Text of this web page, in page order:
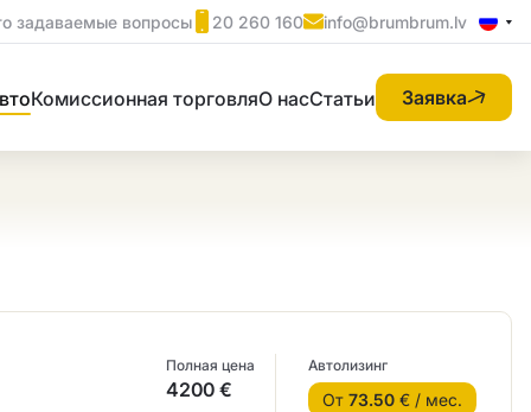
задаваемые вопросы 20 260 160 info@brumbrum.lv
Комиссионная торговляО насСтатьи Заявка
Полная цена
4200 €
Автолизинг
От 73.50 € / мес.